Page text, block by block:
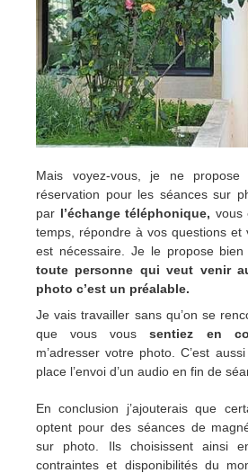
Mais voyez-vous, je ne
réservation pour les séances sur
par l’échange téléphonique, vous
temps, répondre à vos questions et
est nécessaire. Je le propose
toute personne qui veut venir
photo c’est un préalable.
Je vais travailler sans qu’on se
que vous voussentiez en
m’adresser votre photo. C’est
place l’envoi d’un audio en fin de
En conclusion j’ajouterais que
optent pour des séances de
sur photo. Ils choisissent ainsi
contraintes et disponibilités du